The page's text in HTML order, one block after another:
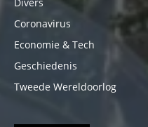
Coronavirus
Economie & Tech
Geschiedenis
Tweede Wereldoorlog